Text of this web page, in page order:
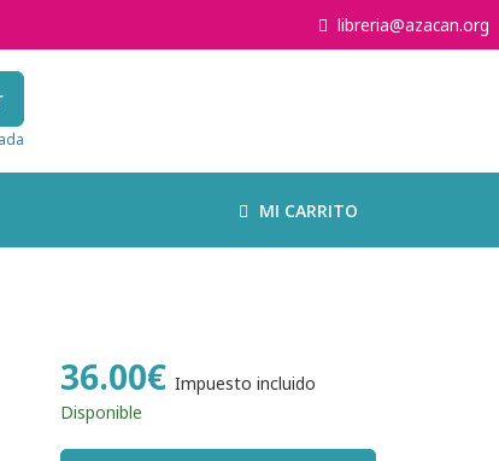
libreria@azacan.org
MI CARRITO
36.00€ Impuesto incluido
Disponible